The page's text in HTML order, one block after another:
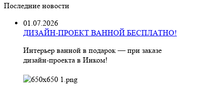
Последние новости
01.07.2026
ДИЗАЙН-ПРОЕКТ ВАННОЙ БЕСПЛАТНО!
Интерьер ванной в подарок — при заказе
дизайн‑проекта в Инком!